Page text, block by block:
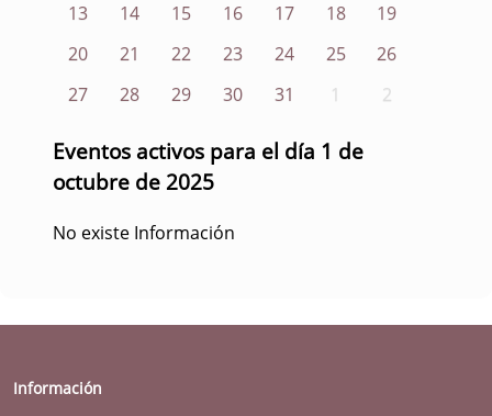
13
14 15 16 17 18
19
20
21 22 23 24 25
26
27
28 29 30 31 1 2
Eventos activos para el día 1 de
octubre de 2025
No existe Información
Información